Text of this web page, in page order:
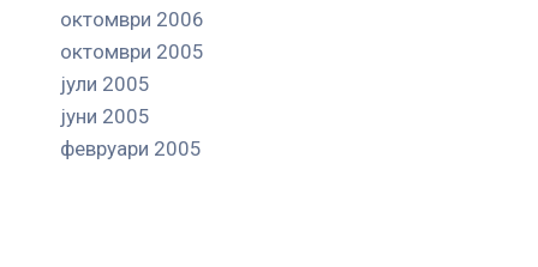
октомври 2006
октомври 2005
јули 2005
јуни 2005
февруари 2005